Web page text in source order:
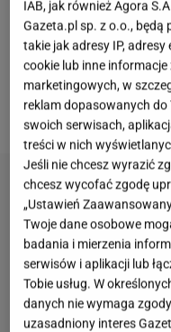
wyjazdów w mediach
tym razem - rodzina,
Nowym Jorku,
spostrzeżeniami na
Te okazały się
IAB, jak również Agora
Gazeta.pl sp. z o.o.,
takie jak adresy IP,
cookie lub inne
marketingowych, w
reklam dopasowanych
swoich serwisach,
treści w nich
Jeśli nie chcesz wyrazić
chcesz wycofać zgodę
„Ustawień
Twoje dane osobowe
badania i mierzenia
serwisów i aplikacji lub
Tobie usług. W
danych nie wymaga
uzasadniony interes